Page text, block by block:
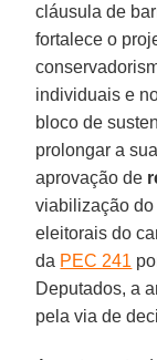
cláusula de
fortalece o
individuais e
bloco de
prolongar a
aprovação de
viabilização
eleitorais do
da PEC 241
Deputados, a
pela via de